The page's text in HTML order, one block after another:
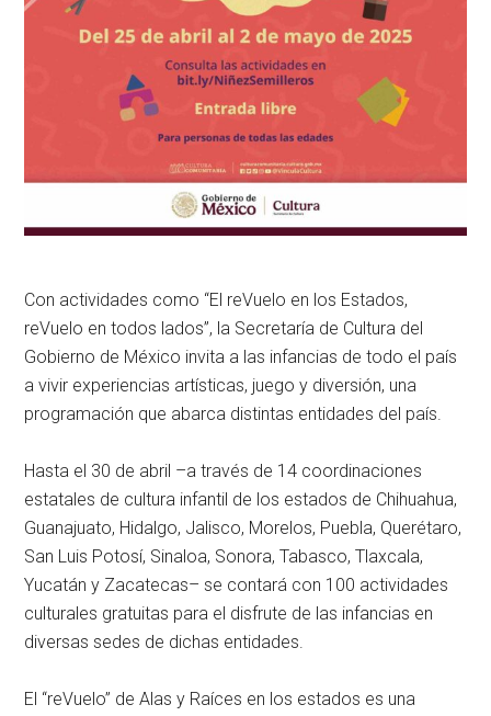
Con actividades como “El reVuelo en los Estados,
reVuelo en todos lados”, la Secretaría de Cultura del
Gobierno de México invita a las infancias de todo el país
a vivir experiencias artísticas, juego y diversión, una
programación que abarca distintas entidades del país.
Hasta el 30 de abril –a través de 14 coordinaciones
estatales de cultura infantil de los estados de Chihuahua,
Guanajuato, Hidalgo, Jalisco, Morelos, Puebla, Querétaro,
San Luis Potosí, Sinaloa, Sonora, Tabasco, Tlaxcala,
Yucatán y Zacatecas– se contará con 100 actividades
culturales gratuitas para el disfrute de las infancias en
diversas sedes de dichas entidades.
El “reVuelo” de Alas y Raíces en los estados es una